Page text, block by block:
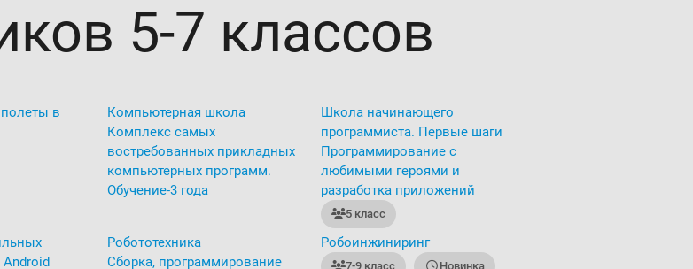
5-7 классов
в
Компьютерная школа
Комплекс самых
востребованных прикладных
компьютерных программ.
Обучение-3 года
Школа начинающего
программиста. Первые шаги
Программирование с
любимыми героями и
разработка приложений
5 класс
Робототехника
Сборка, программирование
Робоинжиниринг
7-9 класс Новинка